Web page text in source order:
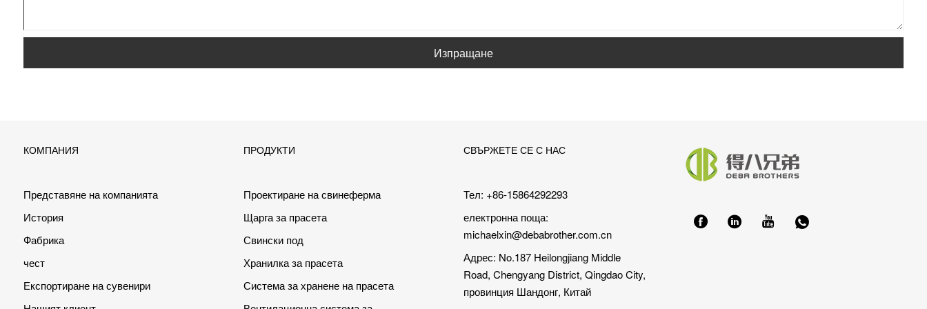
Изпращане
КОМПАНИЯ
Представяне на компанията
История
Фабрика
чест
Експортиране на сувенири
ПРОДУКТИ
Проектиране на свинеферма
Щарга за прасета
Свински под
Хранилка за прасета
Система за хранене на прасета
СВЪРЖЕТЕ СЕ С НАС
Тел: +86-15864292293
електронна поща:
michaelxin@debabrother.com.cn
Адрес: No.187 Heilongjiang Middle
Road, Chengyang District, Qingdao City,
провинция Шандонг, Китай